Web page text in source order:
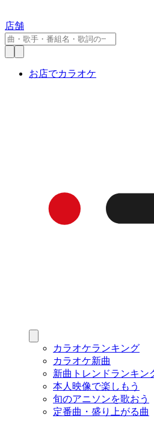
店舗
お店でカラオケ
カラオケランキング
カラオケ新曲
新曲トレンドランキン
本人映像で楽しもう
旬のアニソンを歌おう
定番曲・盛り上がる曲